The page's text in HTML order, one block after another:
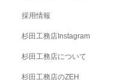
採用情報
杉田工務店Instagram
杉田工務店について
杉田工務店のZEH